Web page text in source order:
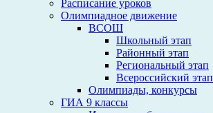
Расписание уроков
Олимпиадное движение
ВСОШ
Школьный этап
Районный этап
Региональный этап
Всероссийский этап
Олимпиады, конкурсы
ГИА 9 классы